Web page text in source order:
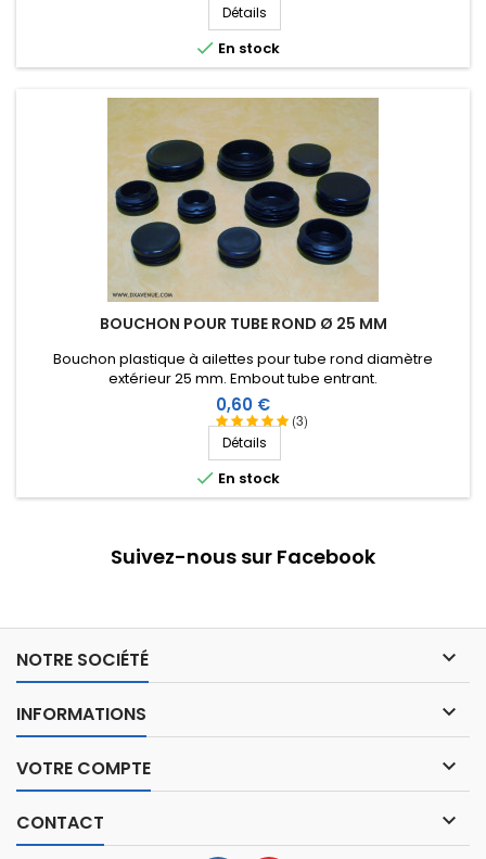
Détails
 En stock
BOUCHON POUR TUBE ROND Ø 25 MM
(3)
Bouchon plastique à ailettes pour tube rond diamètre
extérieur 25 mm. Embout tube entrant.
Prix
0,60 €
Détails
 En stock
Suivez-nous sur Facebook
NOTRE SOCIÉTÉ 
INFORMATIONS 
VOTRE COMPTE 
CONTACT 